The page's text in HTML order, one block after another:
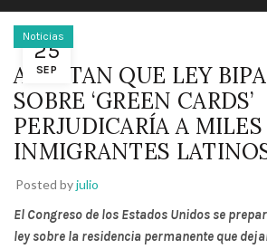
25
SEP
Noticias
ALERTAN QUE LEY
SOBRE ‘GREEN CARDS’
PERJUDICARÍA A
INMIGRANTES
Posted byjulio
El Congreso de los Estados Unidos se
ley sobre la residencia permanente que